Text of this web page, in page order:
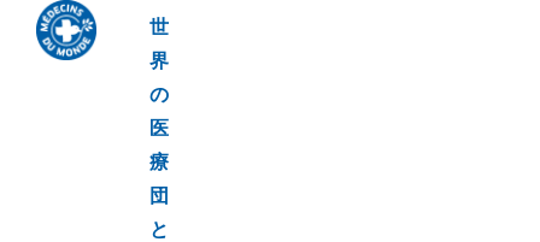
世
界
の
医
療
団
と